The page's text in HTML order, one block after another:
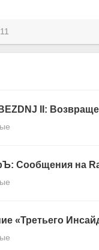
II:
Сообщения на
«Третьего